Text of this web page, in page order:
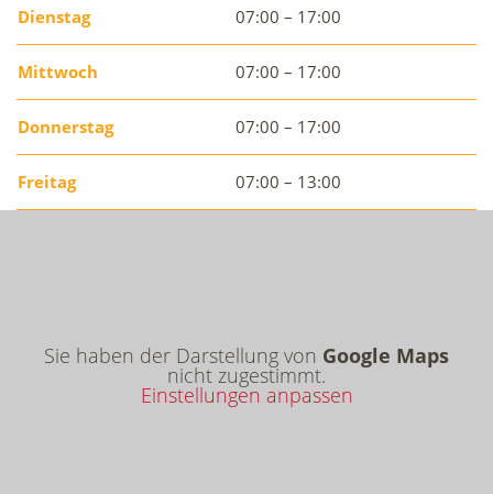
Dienstag 07:00 – 17:00
Mittwoch 07:00 – 17:00
Donnerstag 07:00 – 17:00
Freitag 07:00 – 13:00
Sie haben der Darstellung von Google Maps
nicht zugestimmt.
Einstellungen anpassen